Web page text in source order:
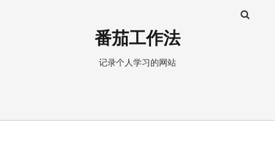
番茄工作法
记录个人学习的网站